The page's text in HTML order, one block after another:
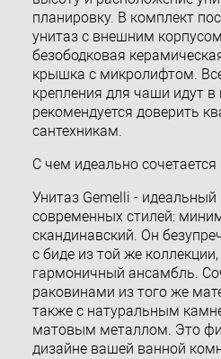
планировку. В комплект
унитаз с внешним
безободковая
крышка с микролифтом.
крепления для чаши идут в
рекомендуется доверить
сантехникам.
С чем идеально сочетается
Унитаз Gemelli -
современных стилей:
скандинавский. Он
с биде из той же
гармоничный ансамбль.
раковинами из того же
также с натуральным
матовым металлом. Это
дизайне вашей ванной